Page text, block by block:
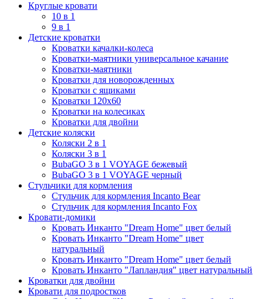
Круглые кровати
10 в 1
9 в 1
Детские кроватки
Кроватки качалки-колеса
Кроватки-маятники универсальное качание
Кроватки-маятники
Кроватки для новорожденных
Кроватки с ящиками
Кроватки 120х60
Кроватки на колесиках
Кроватки для двойни
Детские коляски
Коляски 2 в 1
Коляски 3 в 1
BubaGO 3 в 1 VOYAGE бежевый
BubaGO 3 в 1 VOYAGE черный
Стульчики для кормления
Стульчик для кормления Incanto Bear
Стульчик для кормления Incanto Fox
Кровати-домики
Кровать Инканто "Dream Home" цвет белый
Кровать Инканто "Dream Home" цвет
натуральный
Кровать Инканто "Dream Home" цвет белый
Кровать Инканто "Лапландия" цвет натуральный
Кроватки для двойни
Кровати для подростков